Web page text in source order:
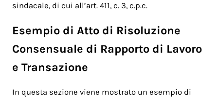
sindacale, di cui all’art. 411, c. 3, c.p.c.
Esempio di Atto di Risoluzione
Consensuale di Rapporto di Lavoro
e Transazione
In questa sezione viene mostrato un esempio di